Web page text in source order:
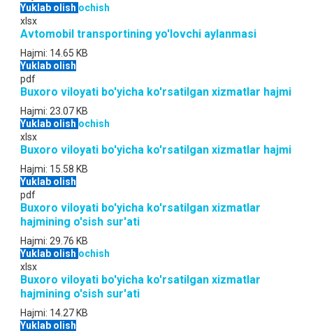
Yuklab olish ochish
xlsx
Avtomobil transportining yo'lovchi aylanmasi
Hajmi: 14.65 KB
Yuklab olish
pdf
Buxoro viloyati bo'yicha ko'rsatilgan xizmatlar hajmi
Hajmi: 23.07 KB
Yuklab olish ochish
xlsx
Buxoro viloyati bo'yicha ko'rsatilgan xizmatlar hajmi
Hajmi: 15.58 KB
Yuklab olish
pdf
Buxoro viloyati bo'yicha ko'rsatilgan xizmatlar
hajmining o'sish sur'ati
Hajmi: 29.76 KB
Yuklab olish ochish
xlsx
Buxoro viloyati bo'yicha ko'rsatilgan xizmatlar
hajmining o'sish sur'ati
Hajmi: 14.27 KB
Yuklab olish